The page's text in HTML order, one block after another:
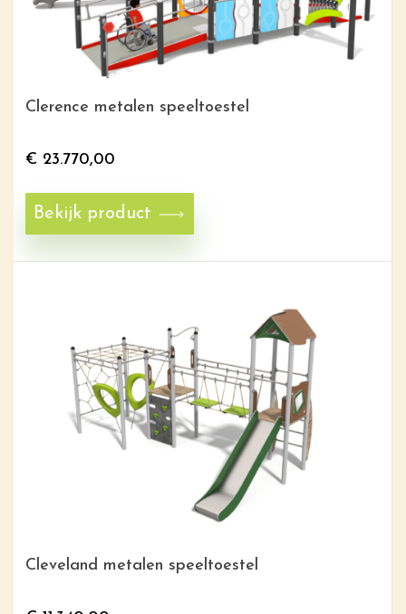
Clerence metalen speeltoestel
€ 23.770,00
Bekijk product
Cleveland metalen speeltoestel